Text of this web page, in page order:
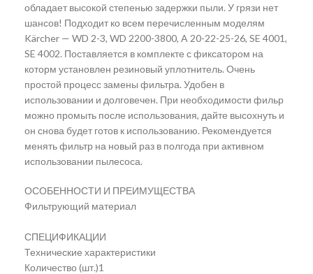
обладает высокой степенью задержки пыли. У грязи нет
шансов! Подходит ко всем перечисленным моделям
Kärcher — WD 2-3, WD 2200-3800, A 20-22-25-26, SE 4001,
SE 4002. Поставляется в комплекте с фиксатором на
которм установлен резиновый уплотнитель. Очень
простой процесс замены фильтра. Удобен в
использовании и долговечен. При необходимости фильр
можно промыть после использования, дайте высохнуть и
он снова будет готов к использованию. Рекомендуется
менять фильтр на новый раз в полгода при активном
использовании пылесоса.
ОСОБЕННОСТИ И ПРЕИМУЩЕСТВА
Фильтрующий материал
СПЕЦИФИКАЦИИ
Технические характеристики
Количество (шт.)1